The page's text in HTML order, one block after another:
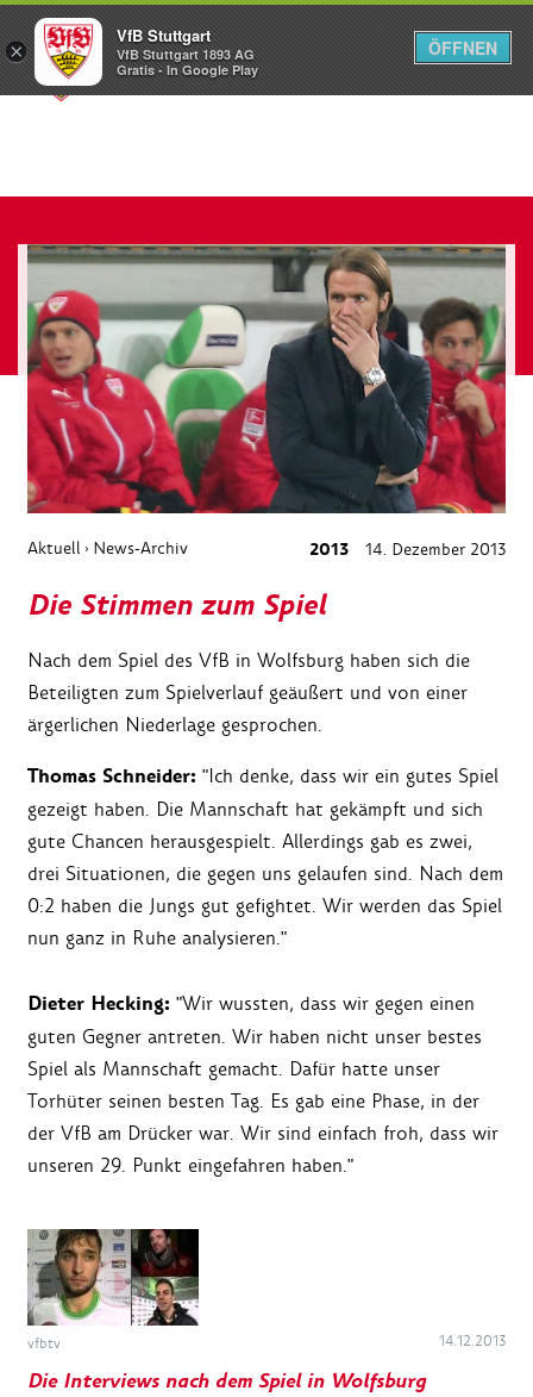
Menü
Aktuell › News-Archiv 2013 14. Dezember 2013
Die Stimmen zum Spiel
Nach dem Spiel des VfB in Wolfsburg haben sich die
Beteiligten zum Spielverlauf geäußert und von einer
ärgerlichen Niederlage gesprochen.
Thomas Schneider: "Ich denke, dass wir ein gutes Spiel
gezeigt haben. Die Mannschaft hat gekämpft und sich
gute Chancen herausgespielt. Allerdings gab es zwei,
drei Situationen, die gegen uns gelaufen sind. Nach dem
0:2 haben die Jungs gut gefightet. Wir werden das Spiel
nun ganz in Ruhe analysieren."
Dieter Hecking: "Wir wussten, dass wir gegen einen
guten Gegner antreten. Wir haben nicht unser bestes
Spiel als Mannschaft gemacht. Dafür hatte unser
Torhüter seinen besten Tag. Es gab eine Phase, in der
der VfB am Drücker war. Wir sind einfach froh, dass wir
unseren 29. Punkt eingefahren haben."
vfbtv 14.12.2013
Die Interviews nach dem Spiel in Wolfsburg
×
VfB Stuttgart
VfB Stuttgart 1893 AG
Gratis - In Google Play
ÖFFNEN